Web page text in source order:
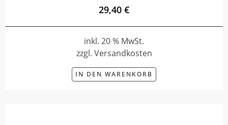
29,40 €
inkl. 20 % MwSt.
zzgl. Versandkosten
IN DEN WARENKORB